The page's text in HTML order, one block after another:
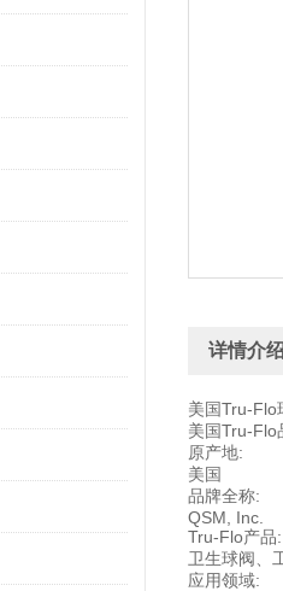
详情介
美国Tru-Flo
美国Tru-Flo
原产地:
美国
品牌全称:
QSM, Inc.
Tru-Flo产品:
卫生球阀、
应用领域: